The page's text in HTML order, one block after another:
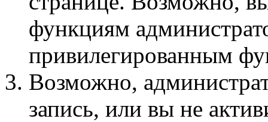
функциям
привилегированным
Возможно,
запись, или вы не